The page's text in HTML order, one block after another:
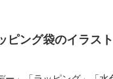
ピング袋のイラスト